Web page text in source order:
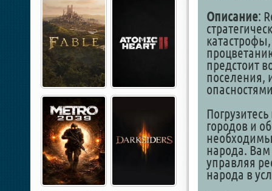
Описание:
предстоит
поселения,
городов и
народа.
управляя
народа в